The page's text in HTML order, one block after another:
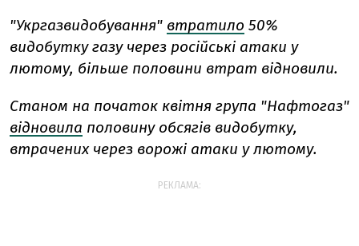
"Укргазвидобування" втратило 50%
видобутку газу через російські атаки у
лютому, більше половини втрат відновили.
Станом на початок квітня група "Нафтогаз"
відновила половину обсягів видобутку,
втрачених через ворожі атаки у лютому.
РЕКЛАМА: